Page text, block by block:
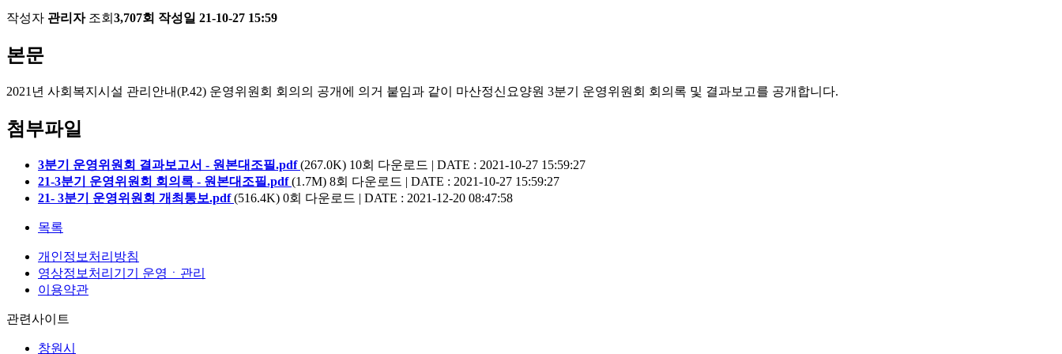
작성자 관리자 조회 3,707회 작성일 21-10-27 15:59
본문
2021년 사회복지시설 관리안내(P.42) 운영위원회 회의의 공개에 의거 붙임과 같이 마산정신요양원 3분기 운영위원회 회의록 및 결과보고를 공개합니다.
첨부파일
3분기 운영위원회 결과보고서 - 원본대조필.pdf (267.0K) 10회 다운로드 | DATE : 2021-10-27 15:59:27
21-3분기 운영위원회 회의록 - 원본대조필.pdf (1.7M) 8회 다운로드 | DATE : 2021-10-27 15:59:27
21- 3분기 운영위원회 개최통보.pdf (516.4K) 0회 다운로드 | DATE : 2021-12-20 08:47:58
목록
개인정보처리방침
영상정보처리기기 운영ㆍ관리
이용약관
관련사이트
창원시